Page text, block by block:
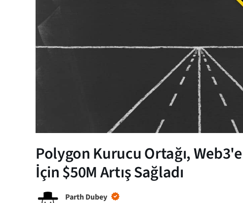
Polygon Kurucu Ortağı,
İçin $50M Artış Sağladı
Parth Dubey